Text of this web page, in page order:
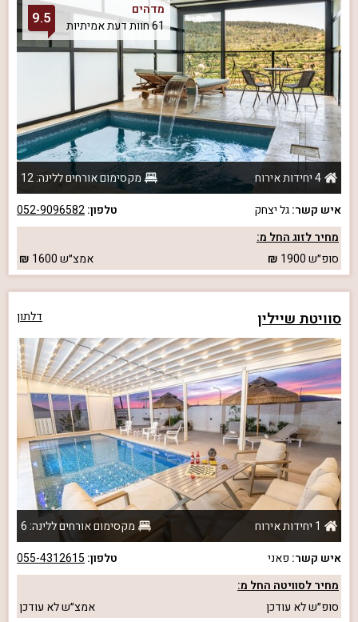
מדהים
61 חוות דעת אמיתיות
9.5
4 יחידות אירוח
מקסימום אורחים ללינה: 12
איש קשר:גל יצחק טלפון:052-9096582
מחיר לזוג החל מ:
סופ״ש1900 אמצ״ש1600
סוויטת שיילין דלתון
1 יחידות אירוח
מקסימום אורחים ללינה: 6
איש קשר: פאני טלפון: 055-4312615
מחיר לסוויטה החל מ:
סופ״שלא עודכן אמצ״שלא עודכן